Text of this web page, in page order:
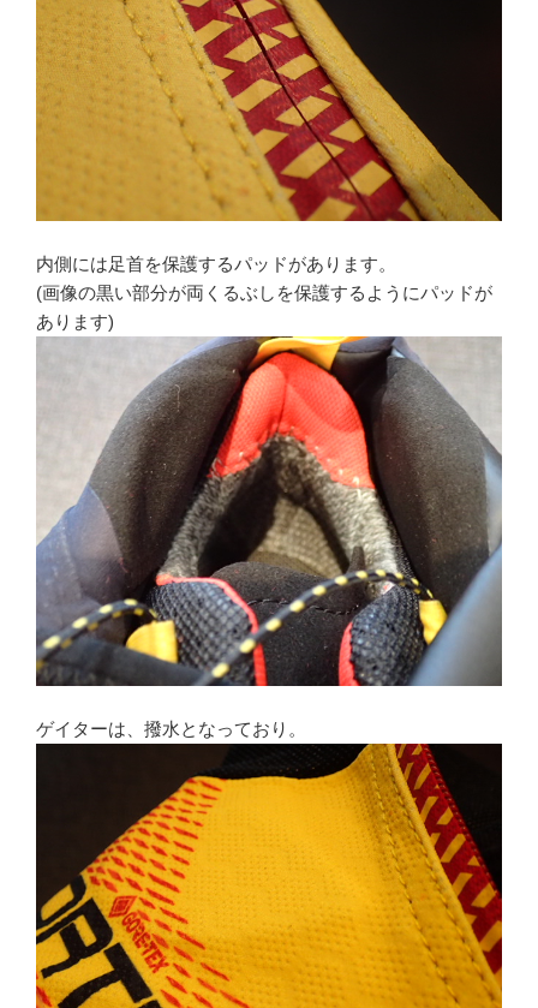
内側には足首を保護するパッドがあります。
(画像の黒い部分が両くるぶしを保護するようにパッドが
あります)
ゲイターは、撥水となっており。